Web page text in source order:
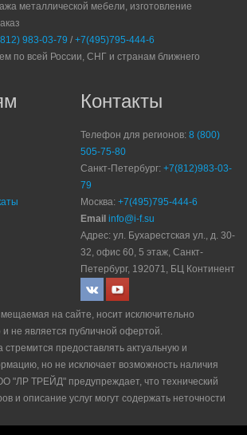
металлической мебели, изготовление
983-03-79 / +7(495)795-444-6
по всей России, СНГ и странам ближнего
Контакты
Телефон для регионов: 8 (800)
505-75-80
Санкт-Петербург: +7(812)983-03-
79
Москва: +7(495)795-444-6
Email info@i-f.su
Адрес: ул. Бухарестская ул., д. 30-
32, офис 60, 5 этаж, Санкт-
Петербург, 192071, БЦ Континент
на сайте, носит исключительно
и не является публичной офертой.
предоставлять актуальную и
но не исключает возможность наличия
"ЛР ТРЕЙД" прeдупрeждaeт, что технический
и описание услуг могут содержать неточности